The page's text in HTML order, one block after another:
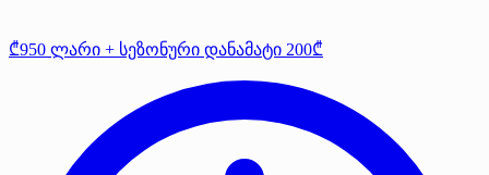
₾950 ლარი + სეზონური დანამატი 200₾